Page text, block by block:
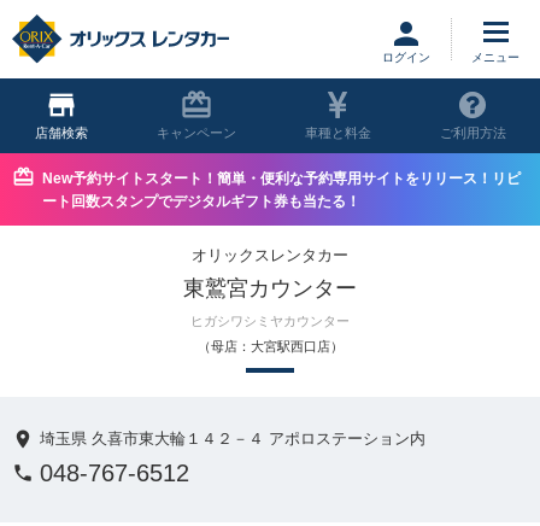
ログイン
店舗 キャンペーン 車種と料金 ご利用方法
New予約サイトスタート！簡単・便利な予約専用サイトをリリース！リピ
ート回数スタンプでデジタルギフト券も当たる！
オリックスレンタカー
東鷲宮カウンター
ヒガシワシミヤカウンター
（母店：大宮駅西口店）
埼玉県 久喜市東大輪１４２－４ アポロステーション内
048-767-6512